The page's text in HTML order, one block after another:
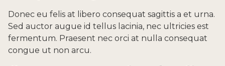
Donec eu felis at libero consequat sagittis a et urna.
Sed auctor augue id tellus lacinia, nec ultricies est
fermentum. Praesent nec orci at nulla consequat
congue ut non arcu.